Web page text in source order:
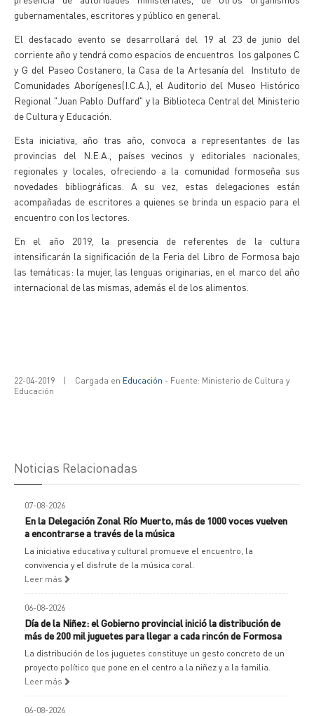
gubernamentales, escritores y público en general.
El destacado evento se desarrollará del 19 al 23 de junio del
corriente año y tendrá como espacios de encuentros los galpones C
y G del Paseo Costanero, la Casa de la Artesanía del Instituto de
Comunidades Aborígenes(I.C.A.), el Auditorio del Museo Histórico
Regional "Juan Pablo Duffard" y la Biblioteca Central del Ministerio
de Cultura y Educación.
Esta iniciativa, año tras año, convoca a representantes de las
provincias del N.E.A., países vecinos y editoriales nacionales,
regionales y locales, ofreciendo a la comunidad formoseña sus
novedades bibliográficas. A su vez, estas delegaciones están
acompañadas de escritores a quienes se brinda un espacio para el
encuentro con los lectores.
En el año 2019, la presencia de referentes de la cultura
intensificarán la significación de la Feria del Libro de Formosa bajo
las temáticas: la mujer, las lenguas originarias, en el marco del año
internacional de las mismas, además el de los alimentos.
22-04-2019 | Cargada en Educación - Fuente: Ministerio de Cultura y
Educación
Noticias Relacionadas
07-08-2026
En la Delegación Zonal Río Muerto, más de 1000 voces vuelven
a encontrarse a través de la música
La iniciativa educativa y cultural promueve el encuentro, la
convivencia y el disfrute de la música coral.
Leer más
06-08-2026
Día de la Niñez: el Gobierno provincial inició la distribución de
más de 200 mil juguetes para llegar a cada rincón de Formosa
La distribución de los juguetes constituye un gesto concreto de un
proyecto político que pone en el centro a la niñez y a la familia.
Leer más
06-08-2026